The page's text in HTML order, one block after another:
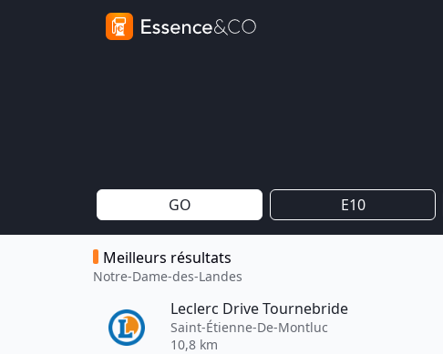
GO E10
Meilleurs résultats
Notre-Dame-des-Landes
Leclerc Drive Tournebride
Saint-Étienne-De-Montluc
10,8 km